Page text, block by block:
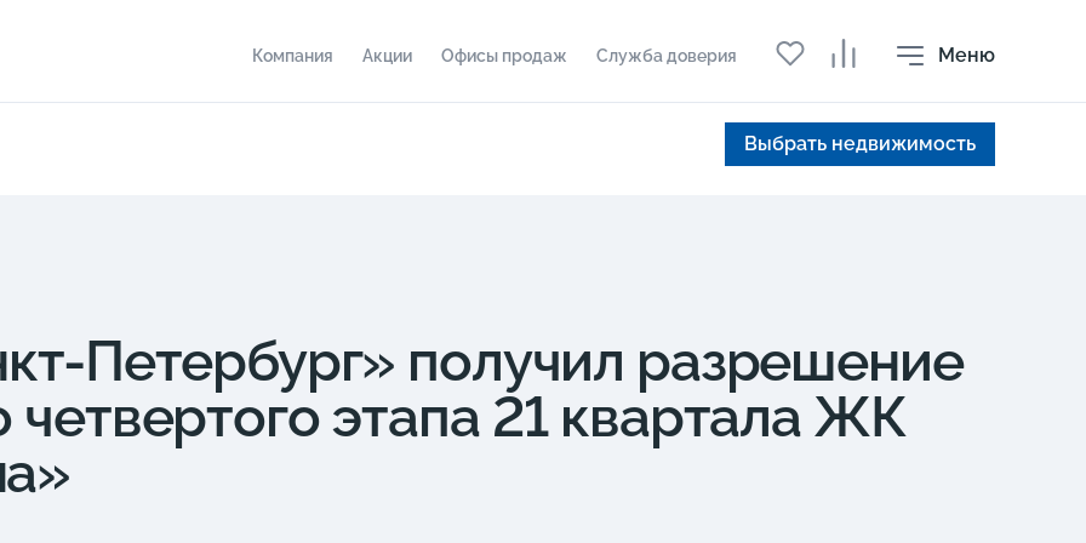
Компания Акции Офисы продаж Служба доверия Меню
Выбрать недвижимость
Петербург» получил разрешение
четвертого этапа 21 квартала ЖК